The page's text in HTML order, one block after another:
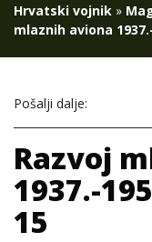
Hrvatski vojnik »
mlaznih aviona
Pošalji dalje:
Razvoj
1937.-
15